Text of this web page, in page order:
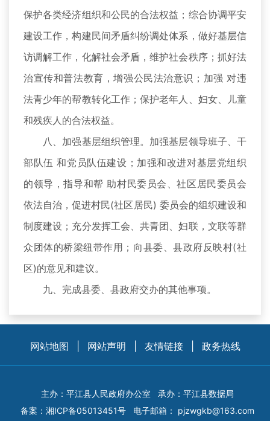
保护各类经济组织和公民的合法权益；综合协调平安
建设工作，构建民间矛盾纠纷调处体系，做好基层信
访调解工作，化解社会矛盾，维护社会秩序；抓好法
治宣传和普法教育，增强公民法治意识；加强 对违
法青少年的帮教转化工作；保护老年人、妇女、儿童
和残疾人的合法权益。
八、加强基层组织管理。加强基层领导班子、干
部队伍 和党员队伍建设；加强和改进对基层党组织
的领导，指导和帮 助村民委员会、社区居民委员会
依法自治，促进村民(社区居民) 委员会的组织建设和
制度建设；充分发挥工会、共青团、妇联，文联等群
众团体的桥梁纽带作用；向县委、县政府反映村(社
区)的意见和建议。
九、完成县委、县政府交办的其他事项。
网站地图 网站声明 友情链接 政务热线
主办：平江县人民政府办公室
承办：平江县数据局
备案： 湘ICP备05013451号 电子邮箱： pjzwgkb@163.com